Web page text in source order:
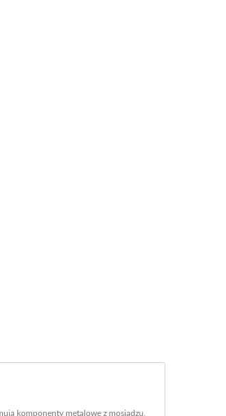
komponenty metalowe z mosiądzu,